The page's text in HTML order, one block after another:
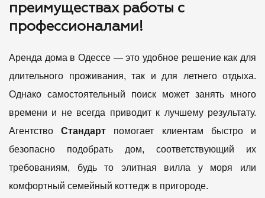
преимуществах работы с
профессионалами!
Аренда дома в Одессе — это удобное решение как для
длительного проживания, так и для летнего отдыха.
Однако самостоятельный поиск может занять много
времени и не всегда приводит к лучшему результату.
АгентствоСтандарт помогает клиентам быстро и
безопасно подобрать дом, соответствующий их
требованиям, будь то элитная вилла у моря или
комфортный семейный коттедж в пригороде.